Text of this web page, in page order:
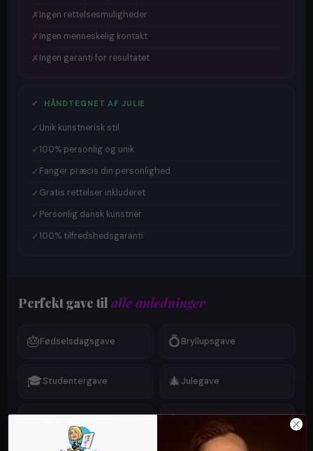
✗Ingen rettelsesmuligheder
✗Ingen menneskelig kontakt
✗Ingen garanti for resultatet
✓ HÅNDTEGNET AF JULIE
✓ Unik kunstnerisk stil
✓100% personlig og unik
✓ Fanger præcis din personlighed
✓ Gratis rettelser inkluderet
✓ Personlig dansk kunstner
✓100% tilfredshedsgaranti
Perfekt gave til alle anledninger
🎂Fødselsdagsgave 💍Bryllupsgave
🎓Studentergave 🎄Julegave
Mors dags gave